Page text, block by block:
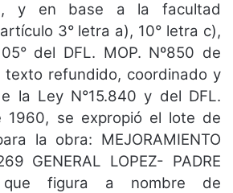
y en base a la facultad
3° letra a), 10° letra c),
del DFL. MOP. Nº850 de
texto refundido, coordinado y
la Ley N°15.840 y del DFL.
1960, se expropió el lote de
la obra: MEJORAMIENTO
GENERAL LOPEZ- PADRE
que figura a nombre de